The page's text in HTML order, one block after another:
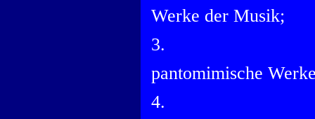
Werke der Musik;
3.
pantomimische
4.